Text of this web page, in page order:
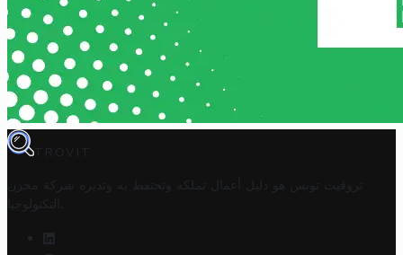
TROVIT
تروفيت تونس هو دليل أعمال تملكه وتحتفظ به وتديره
شركة مخزن
التكنولوجيا